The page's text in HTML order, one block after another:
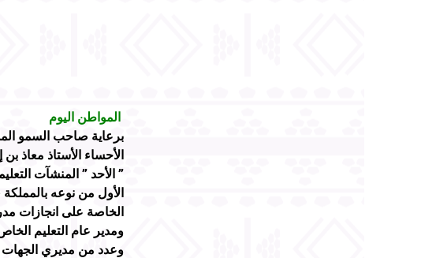
برعاية صاحب السمو
الأحساء الأستاذ معاذ
الأول من نوعه
الخاصة على انجازات
ومدير عام التعليم
وعدد من مديري الجهات